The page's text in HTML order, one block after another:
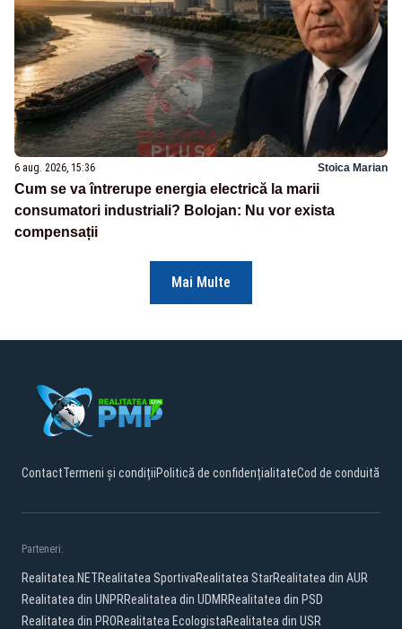
6 aug. 2026, 15:36 Stoica Marian
Cum se va întrerupe energia electrică la marii
consumatori industriali? Bolojan: Nu vor exista
compensații
Mai Multe
ContactTermeni și condițiiPolitică de confidențialitateCod de conduită
Parteneri:
Realitatea.NETRealitatea SportivaRealitatea StarRealitatea din AUR
Realitatea din UNPRRealitatea din UDMRRealitatea din PSD
Realitatea din PRORealitatea EcologistaRealitatea din USR